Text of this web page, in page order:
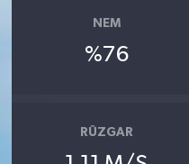
NEM
%76
RÜZGAR